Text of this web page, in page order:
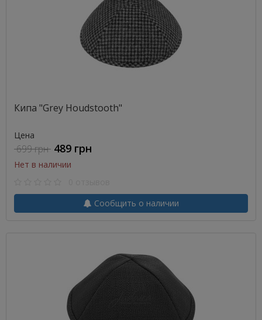
Кипа "Grey Houdstooth"
Цена
699 грн 489 грн
Нет в наличии
Сообщить о наличии